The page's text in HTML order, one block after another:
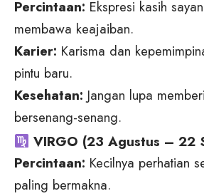
Percintaan: Ekspresi kasih
membawa keajaiban.
Karier: Karisma dan
pintu baru.
Kesehatan: Jangan lupa
bersenang-senang.
VIRGO (23 Agustus – 22
Percintaan: Kecilnya perhatian
paling bermakna.